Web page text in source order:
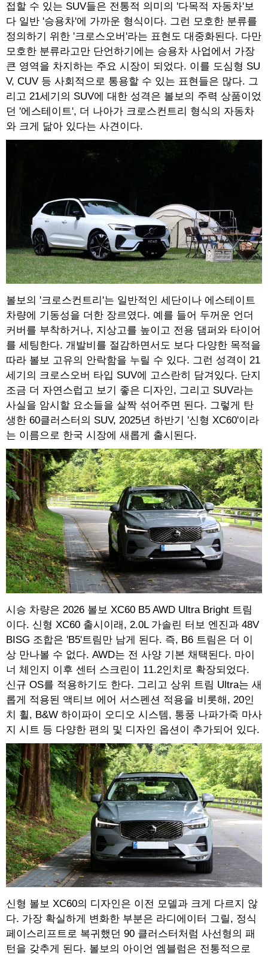
접할 수 있는 SUV들은 전통적 의미의 '다목적 자동차'보
다 일반 '승용차'에 가까운 형식이다. 그런 모호한 분류를
정의하기 위한 '크로스오버'라는 표현도 대중화된다. 다만
모호한 분류라고만 단언하기에는 승용차 사업에서 가장
큰 영역을 차지하는 주요 시장이 되었다. 이를 도심형 SU
V, CUV 등 사회적으로 통용할 수 있는 표현들은 많다. 그
리고 21세기의 SUV에 대한 성격은 볼보의 주력 상품이었
던 '에스테이트', 더 나아가 크로스컨트리 형식의 자동차
와 크게 닮아 있다는 사견이다.
볼보의 '크로스컨트리'는 일반적인 세단이나 에스테이트
차량에 기동성을 더한 장르였다. 예를 들어 두꺼운 언더
커버를 부착하거나, 지상고를 높이고 전용 댐퍼와 타이어
를 세팅한다. 개발비를 절감하면서도 보다 다양한 목적을
따라 볼보 고유의 안락함을 누릴 수 있다. 그런 성격이 21
세기의 크로스오버 타입 SUV에 고스란히 담겨있다. 단지
조금 더 자연스럽고 보기 좋은 디자인, 그리고 SUV라는
사실을 암시할 요소들을 살짝 섞어주면 된다. 그렇게 탄
생한 60클러스터의 SUV, 2025년 하반기 '신형 XC60'이라
는 이름으로 한국 시장에 새롭게 출시된다.
시승 차량은 2026 볼보 XC60 B5 AWD Ultra Bright 트림
이다. 신형 XC60 출시이래, 2.0L 가솔린 터보 엔진과 48V
BISG 조합은 'B5'트림만 남게 된다. 즉, B6 트림은 더 이
상 만나볼 수 없다. AWD는 전 사양 기본 채택된다. 마이
너 체인지 이후 센터 스크린이 11.2인치로 확장되었다.
신규 OS를 적용하기도 한다. 그리고 상위 트림 Ultra는 새
롭게 적용된 액티브 에어 서스펜션 적용을 비롯해, 20인
치 휠, B&W 하이파이 오디오 시스템, 통풍 나파가죽 마사
지 시트 등 다양한 편의 및 디자인 옵션이 추가되어 있다.
신형 볼보 XC60의 디자인은 이전 모델과 크게 다르지 않
다. 가장 확실하게 변화한 부분은 라디에이터 그릴, 정식
페이스리프트로 복귀했던 90 클러스터처럼 사선형의 패
턴을 갖추게 된다. 볼보의 아이언 엠블럼은 전통적으로